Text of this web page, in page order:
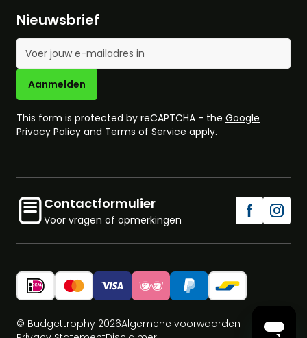
Nieuwsbrief
E-mailadres
Aanmelden
This form is protected by reCAPTCHA - the Google
Privacy Policy and Terms of Service apply.
Contactformulier
Voor vragen of opmerkingen
© Budgettrophy 2026Algemene voorwaarden